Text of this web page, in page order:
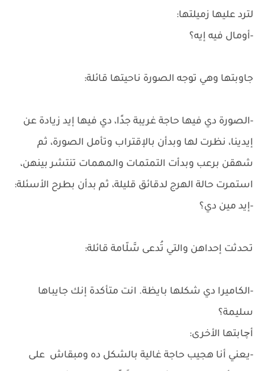
لترد عليها زميلتها:
-أومال فيه إيه؟
جاوبتها وهي توجه الصورة ناحيتها قائلة:
-الصورة دي فيها حاجة غريبة جدًا، دي فيها إيد زيادة عن
إيدينا، نظرت لها وبدأن بالإقتراب وتأمل الصورة، ثم
شهقن برعب وبدأت التمتمات والمهمات تنتشر بينهن،
استمرت حالة الهرج لدقائق قليلة، ثم بدأن بطرح الأسئلة:
-إيد مين دي؟
تحدثت إحداهن والتي تُدعى سَّلّامة قائلة:
-الكاميرا دي شكلها بايظة. انت متأكدة إنك جايباها
سليمة؟
أچابتها الأخرى:
-يعني أنا هجيب حاجة غالية بالشكل ده ومبقاش على